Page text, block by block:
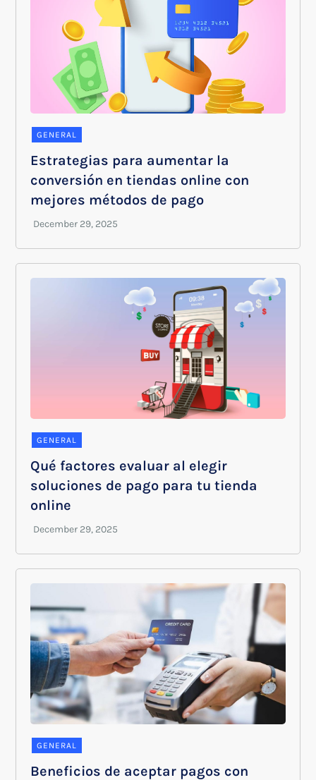
GENERAL
Estrategias para aumentar la
conversión en tiendas online con
mejores métodos de pago
GENERAL
Qué factores evaluar al elegir
soluciones de pago para tu tienda
online
GENERAL
Beneficios de aceptar pagos con